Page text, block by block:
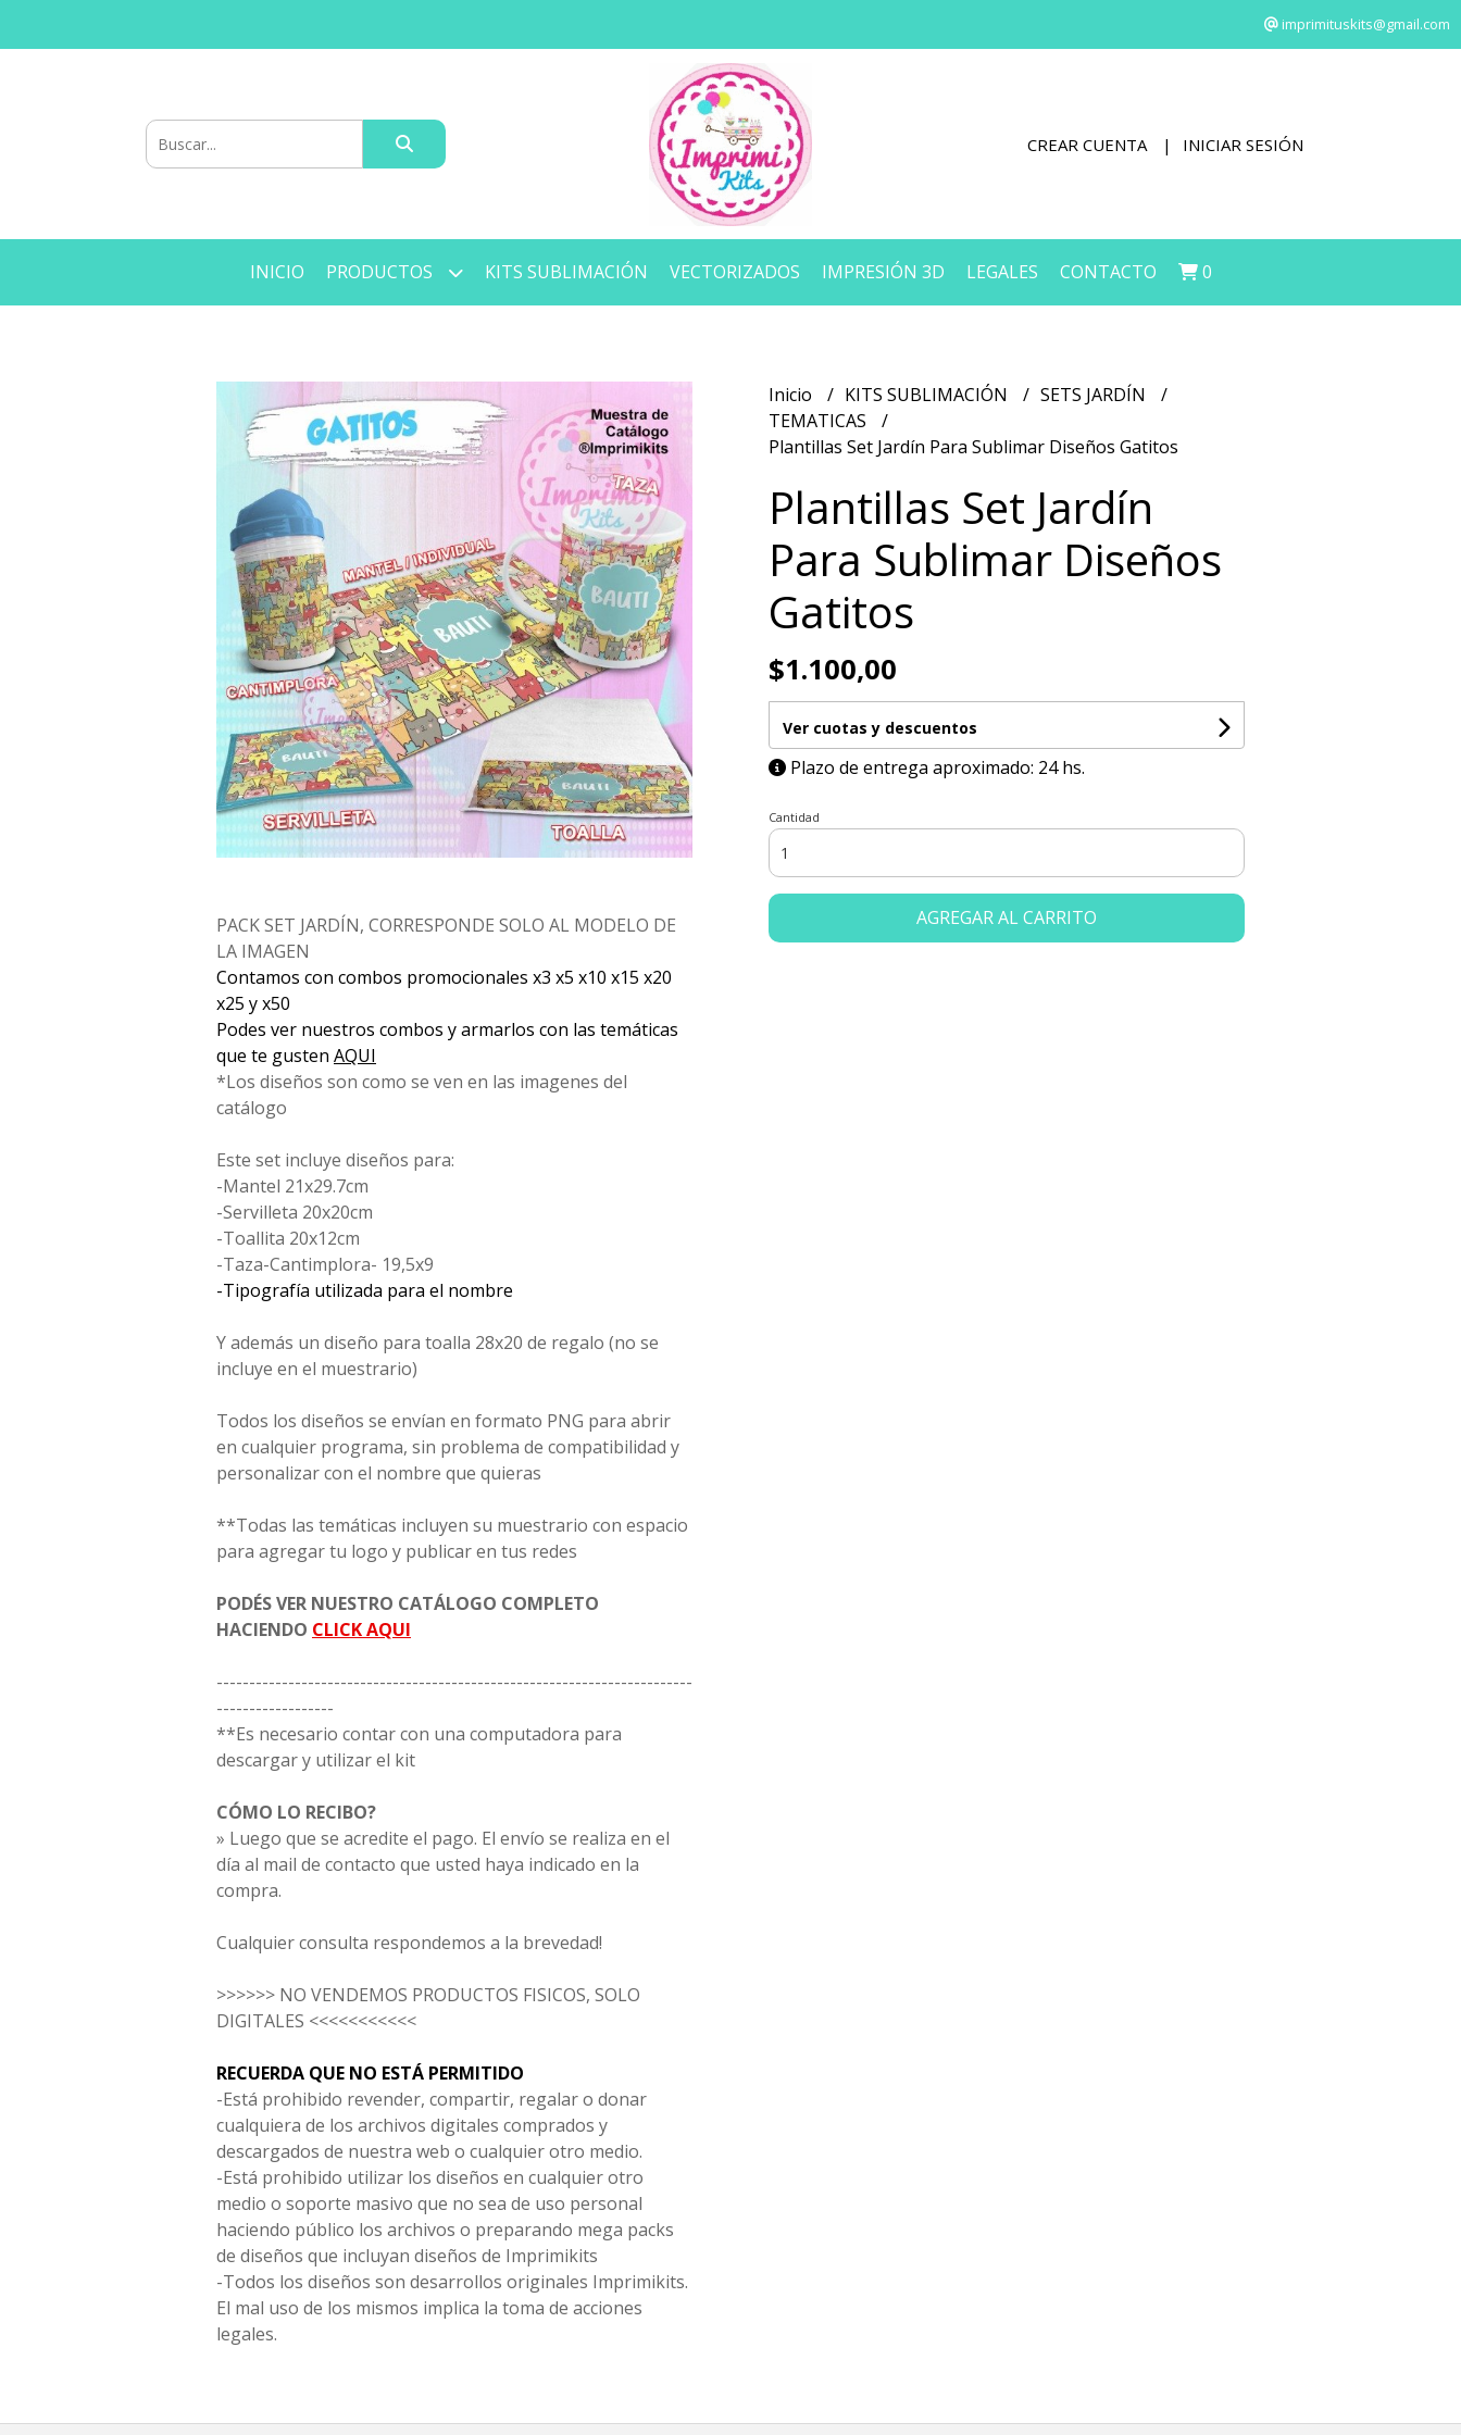
imprimituskits@gmail.com
CREAR CUENTA INICIAR SESIÓN
INICIO PRODUCTOS KITS SUBLIMACIÓN VECTORIZADOS IMPRESIÓN 3D LEGALES CONTACTO 0
PACK SET JARDÍN, CORRESPONDE SOLO AL MODELO DE
LA IMAGEN
Contamos con combos promocionales x3 x5 x10 x15 x20
x25 y x50
Podes ver nuestros combos y armarlos con las temáticas
que te gusten AQUI
*Los diseños son como se ven en las imagenes del
catálogo
Este set incluye diseños para:
-Mantel 21x29.7cm
-Servilleta 20x20cm
-Toallita 20x12cm
-Taza-Cantimplora- 19,5x9
-Tipografía utilizada para el nombre
Y además un diseño para toalla 28x20 de regalo (no se
incluye en el muestrario)
Todos los diseños se envían en formato PNG para abrir
en cualquier programa, sin problema de compatibilidad y
personalizar con el nombre que quieras
**Todas las temáticas incluyen su muestrario con espacio
para agregar tu logo y publicar en tus redes
PODÉS VER NUESTRO CATÁLOGO COMPLETO
HACIENDO CLICK AQUI
-------------------------------------------------------------------------
------------------
**Es necesario contar con una computadora para
descargar y utilizar el kit
CÓMO LO RECIBO?
» Luego que se acredite el pago. El envío se realiza en el
día al mail de contacto que usted haya indicado en la
compra.
Cualquier consulta respondemos a la brevedad!
>>>>>> NO VENDEMOS PRODUCTOS FISICOS, SOLO
DIGITALES <<<<<<<<<<<
RECUERDA QUE NO ESTÁ PERMITIDO
-Está prohibido revender, compartir, regalar o donar
cualquiera de los archivos digitales comprados y
descargados de nuestra web o cualquier otro medio.
-Está prohibido utilizar los diseños en cualquier otro
medio o soporte masivo que no sea de uso personal
haciendo público los archivos o preparando mega packs
de diseños que incluyan diseños de Imprimikits
-Todos los diseños son desarrollos originales Imprimikits.
El mal uso de los mismos implica la toma de acciones
legales.
Inicio KITS SUBLIMACIÓN
SETS JARDÍN
TEMATICAS
Plantillas Set Jardín Para Sublimar Diseños Gatitos
Plantillas Set Jardín
Para Sublimar Diseños
Gatitos
$1.100,00
Ver cuotas y descuentos
Plazo de entrega aproximado: 24 hs.
Cantidad
AGREGAR AL CARRITO